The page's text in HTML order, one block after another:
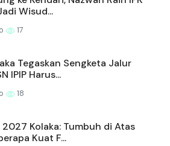
Wisud...
17
Tegaskan Sengketa Jalur
IPIP Harus...
18
2027 Kolaka: Tumbuh di Atas
Kuat F...